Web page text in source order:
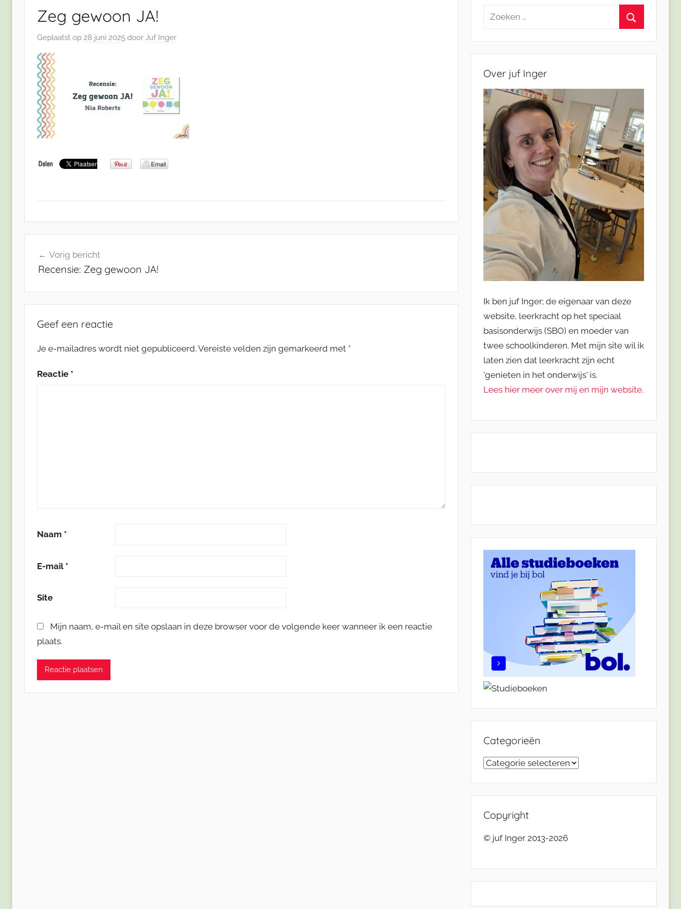
Zeg gewoon JA!
Geplaatst op 28 juni 2025 door Juf Inger
navigatie
Vorig bericht
Recensie: Zeg gewoon JA!
Geef een reactie
Je e-mailadres wordt niet gepubliceerd. Vereiste velden zijn gemarkeerd met *
Reactie *
Naam *
E-mail *
Site
Mijn naam, e-mail en site opslaan in deze browser voor de volgende keer wanneer ik een reactie
plaats.
Zoeken
Over juf Inger
Ik ben juf Inger; de eigenaar van deze
website, leerkracht op het speciaal
basisonderwijs (SBO) en moeder van
twee schoolkinderen. Met mijn site wil ik
laten zien dat leerkracht zijn echt
'genieten in het onderwijs' is.
Lees hier meer over mij en mijn website.
Categorieën
Categorieën
Copyright
© juf Inger 2013-2026